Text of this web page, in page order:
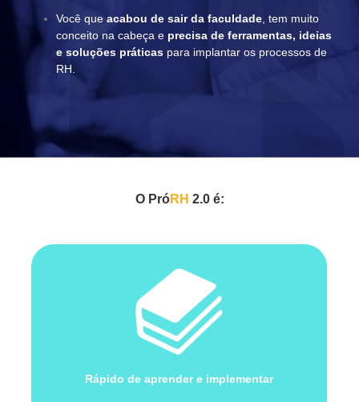
Você que acabou de sair da faculdade , tem muito
conceito na cabeça e precisa de ferramentas, ideias
e soluções práticas para implantar os processos de
RH.
O PróRH 2.0 é:
Rápido de aprender e implementar